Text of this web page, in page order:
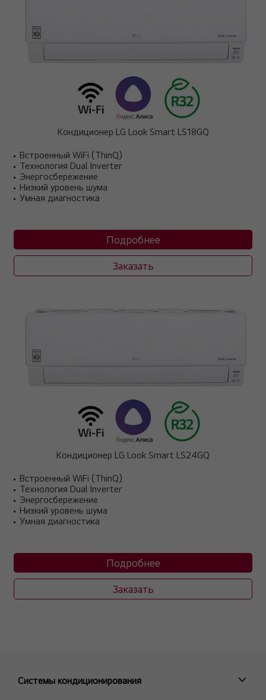
Кондиционер LG Look Smart LS18GQ
Встроенный WiFi (ThinQ)
Технология Dual Inverter
Энергосбережение
Низкий уровень шума
Умная диагностика
Подробнее
Заказать
Кондиционер LG Look Smart LS24GQ
Встроенный WiFi (ThinQ)
Технология Dual Inverter
Энергосбережение
Низкий уровень шума
Умная диагностика
Подробнее
Заказать
Системы кондиционирования